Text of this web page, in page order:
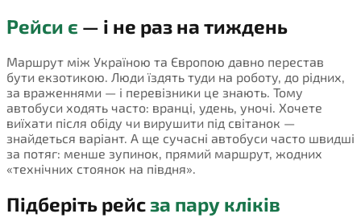
Рейси є — і не раз на тиждень
Маршрут між Україною та Європою давно перестав
бути екзотикою. Люди їздять туди на роботу, до рідних,
за враженнями — і перевізники це знають. Тому
автобуси ходять часто: вранці, удень, уночі. Хочете
виїхати після обіду чи вирушити під світанок —
знайдеться варіант. А ще сучасні автобуси часто швидші
за потяг: менше зупинок, прямий маршрут, жодних
«технічних стоянок на півдня».
Підберіть рейсза пару кліків